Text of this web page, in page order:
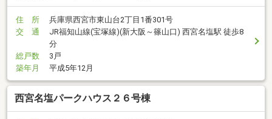
住 所
兵庫県西宮市東山台2丁目1番301号
交 通
JR福知山線(宝塚線)(新大阪～篠山口) 西宮名塩駅 徒歩8
分
総戸数
3戸
築年月
平成5年12月
西宮名塩パークハウス２６号棟